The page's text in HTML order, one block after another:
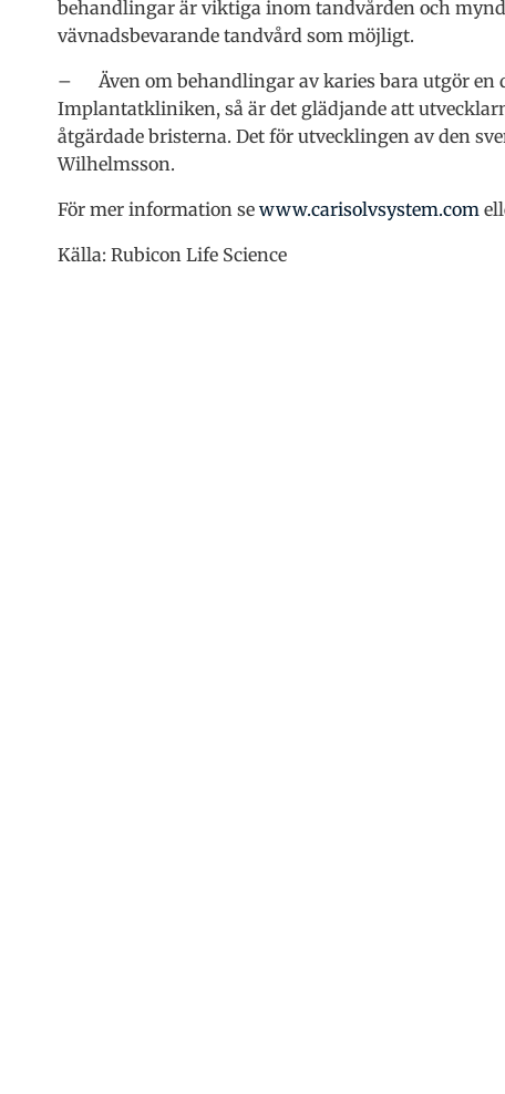
behandlingar är viktiga inom tandvården och
vävnadsbevarande tandvård som möjligt.
– Även om behandlingar av karies bara utgör en
Implantatkliniken, så är det glädjande att
åtgärdade bristerna. Det för utvecklingen av den
Wilhelmsson.
För mer information se www.carisolvsystem.com
Källa: Rubicon Life Science